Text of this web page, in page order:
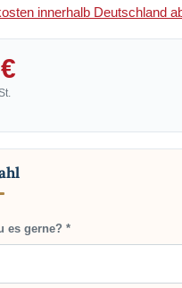
innerhalb Deutschland
es gerne? *